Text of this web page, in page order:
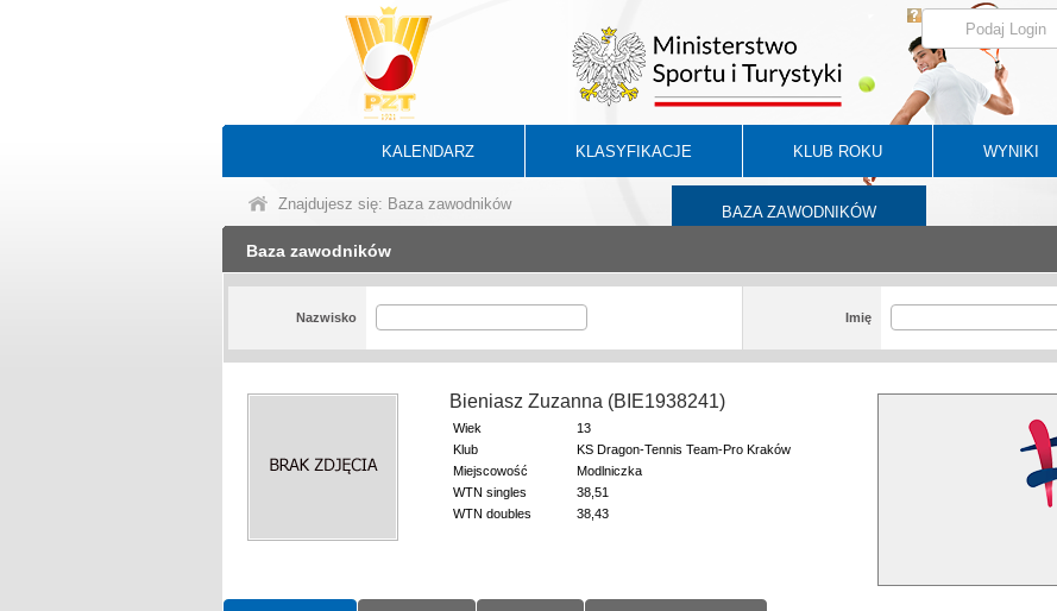
KALENDARZ KLASYFIKACJE KLUB ROKU WYNIKI
BAZA ZAWODNIKÓW
Znajdujesz się: Baza zawodników
Baza zawodników
Nazwisko Imię
Bieniasz Zuzanna (BIE1938241)
Wiek
13
Klub
KS Dragon-Tennis Team-Pro Kraków
Miejscowość
Modlniczka
WTN singles
38,51
WTN doubles
38,43